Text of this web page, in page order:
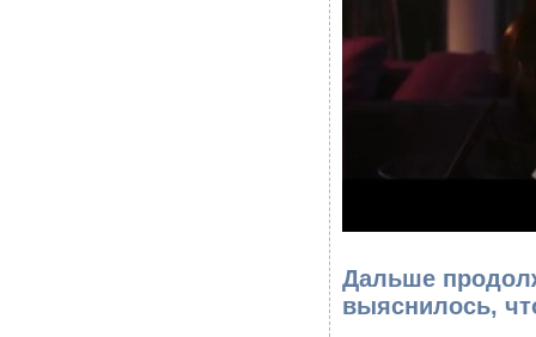
Дальше
выяснилось,